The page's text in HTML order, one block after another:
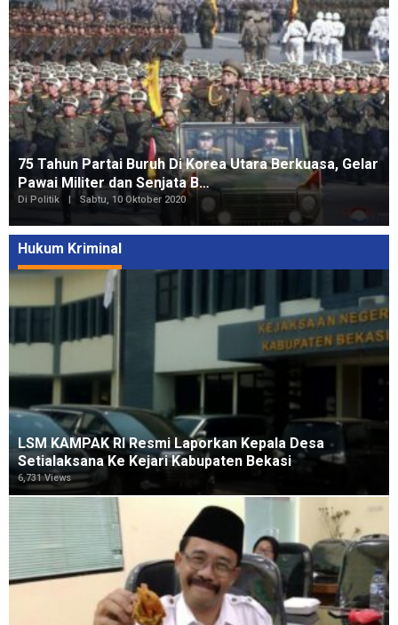
75 Tahun Partai Buruh Di Korea Utara Berkuasa, Gelar
Pawai Militer dan Senjata B…
Di Politik Sabtu, 10 Oktober 2020
Hukum Kriminal
LSM KAMPAK RI Resmi Laporkan Kepala Desa
Setialaksana Ke Kejari Kabupaten Bekasi
6,731 Views